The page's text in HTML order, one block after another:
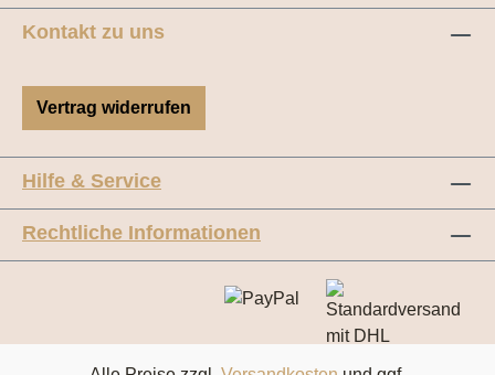
Kontakt zu uns
Vertrag widerrufen
Hilfe & Service
Rechtliche Informationen